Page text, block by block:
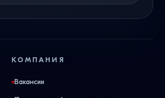
КОМПАНИЯ
Вакансии